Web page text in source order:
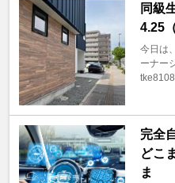
同級
4.25
今日は
ーナー
完全
どこ
ま